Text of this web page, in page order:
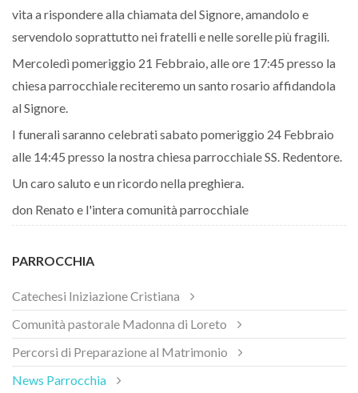
vita a rispondere alla chiamata del Signore, amandolo e
servendolo soprattutto nei fratelli e nelle sorelle più fragili.
Mercoledì pomeriggio 21 Febbraio, alle ore 17:45 presso la
chiesa parrocchiale reciteremo un santo rosario affidandola
al Signore.
I funerali saranno celebrati sabato pomeriggio 24 Febbraio
alle 14:45 presso la nostra chiesa parrocchiale SS. Redentore.
Un caro saluto e un ricordo nella preghiera.
don Renato e l'intera comunità parrocchiale
PARROCCHIA
Catechesi Iniziazione Cristiana
Comunità pastorale Madonna di Loreto
Percorsi di Preparazione al Matrimonio
News Parrocchia